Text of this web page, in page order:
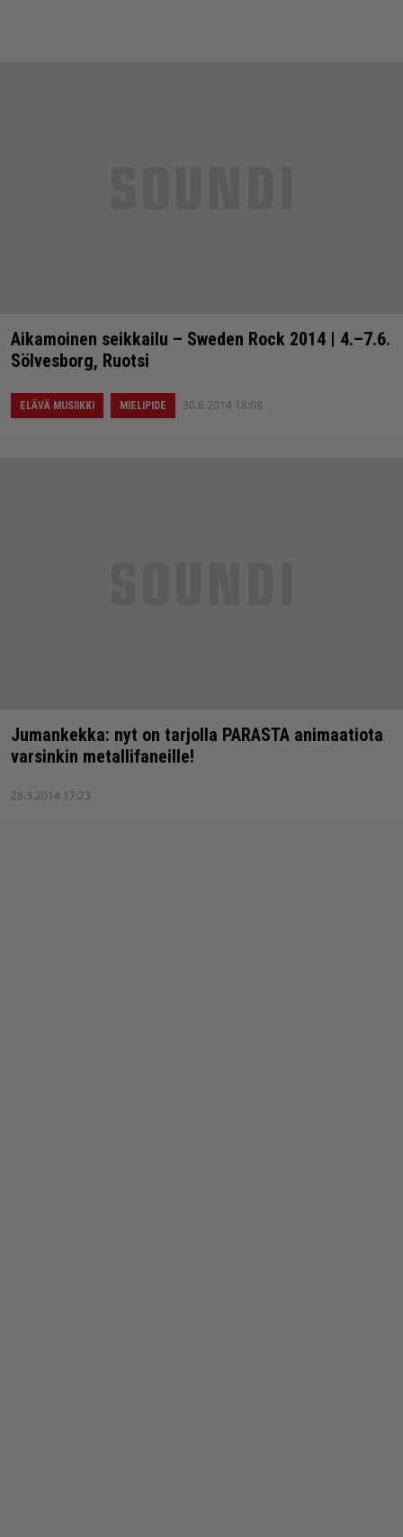
Aikamoinen seikkailu – Sweden Rock 2014 | 4.–7.6.
Sölvesborg, Ruotsi
ELÄVÄ MUSIIKKI MIELIPIDE 30.6.2014 18:08
Jumankekka: nyt on tarjolla PARASTA animaatiota
varsinkin metallifaneille!
28.3.2014 17:23